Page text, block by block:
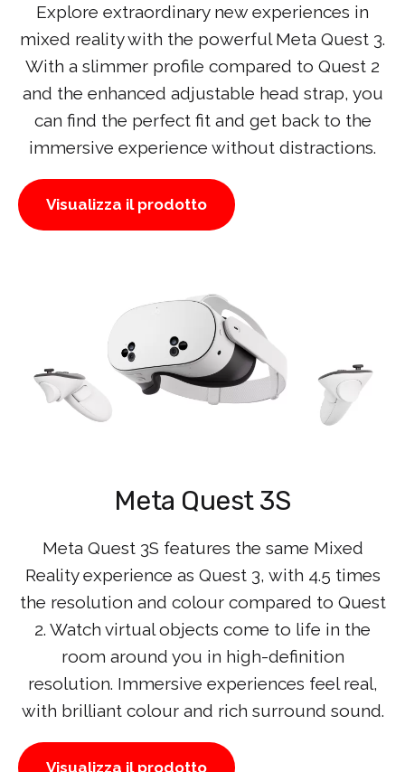
Explore extraordinary new experiences in
mixed reality with the powerful Meta Quest 3.
With a slimmer profile compared to Quest 2
and the enhanced adjustable head strap, you
can find the perfect fit and get back to the
immersive experience without distractions.
Visualizza il prodotto
Meta Quest 3S
Meta Quest 3S features the same Mixed
Reality experience as Quest 3, with 4.5 times
the resolution and colour compared to Quest
2. Watch virtual objects come to life in the
room around you in high-definition
resolution. Immersive experiences feel real,
with brilliant colour and rich surround sound.
Visualizza il prodotto